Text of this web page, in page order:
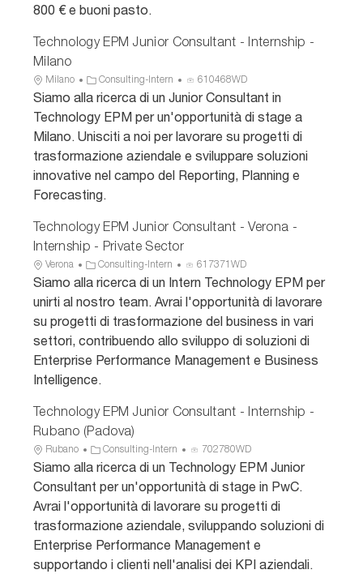
o
e
i
o
800 € e buoni pasto.
Technology EPM Junior Consultant - Internship -
Milano
U
b
i
a
z
i
o
e
Milano
C
a
e
g
o
r
i
Consulting-Intern
D
n
n
u
n
o
610468WD
Siamo alla ricerca di un Junior Consultant in
Technology EPM per un'opportunità di stage a
Milano. Unisciti a noi per lavorare su progetti di
trasformazione aziendale e sviluppare soluzioni
innovative nel campo del Reporting, Planning e
Forecasting.
Technology EPM Junior Consultant - Verona -
Internship - Private Sector
U
b
a
z
o
e
Verona
C
a
g
o
r
i
Consulting-Intern
D
a
n
u
n
o
617371WD
Siamo alla ricerca di un Intern Technology EPM per
unirti al nostro team. Avrai l'opportunità di lavorare
su progetti di trasformazione del business in vari
settori, contribuendo allo sviluppo di soluzioni di
Enterprise Performance Management e Business
Intelligence.
Technology EPM Junior Consultant - Internship -
Rubano (Padova)
U
b
i
a
z
o
Rubano
C
a
g
o
r
i
Consulting-Intern
D
a
n
u
n
c
702780WD
Siamo alla ricerca di un Technology EPM Junior
Consultant per un'opportunità di stage in PwC.
Avrai l'opportunità di lavorare su progetti di
trasformazione aziendale, sviluppando soluzioni di
Enterprise Performance Management e
supportando i clienti nell'analisi dei KPI aziendali.